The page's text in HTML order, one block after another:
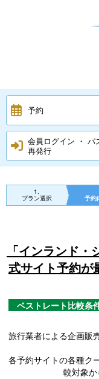
予約
会員ログイン ・ パ
再発行
1
プラン選択 予約
「インランド
式サイト予約が
ベストレート比較条
旅行業者による企画販
各予約サイトの各種ク
較対象か